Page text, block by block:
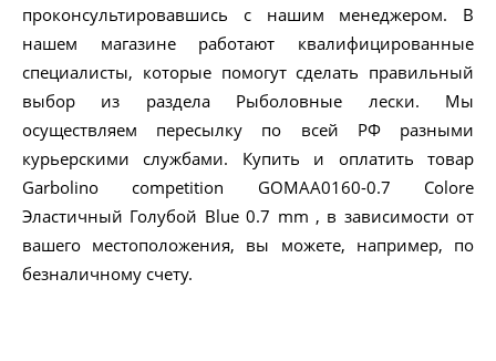
проконсультировавшись с нашим менеджером. В
нашем магазине работают квалифицированные
специалисты, которые помогут сделать правильный
выбор из раздела Рыболовные лески. Мы
осуществляем пересылку по всей РФ разными
курьерскими службами. Купить и оплатить товар
Garbolino competition GOMAA0160-0.7 Colore
Эластичный Голубой Blue 0.7 mm , в зависимости от
вашего местоположения, вы можете, например, по
безналичному счету.